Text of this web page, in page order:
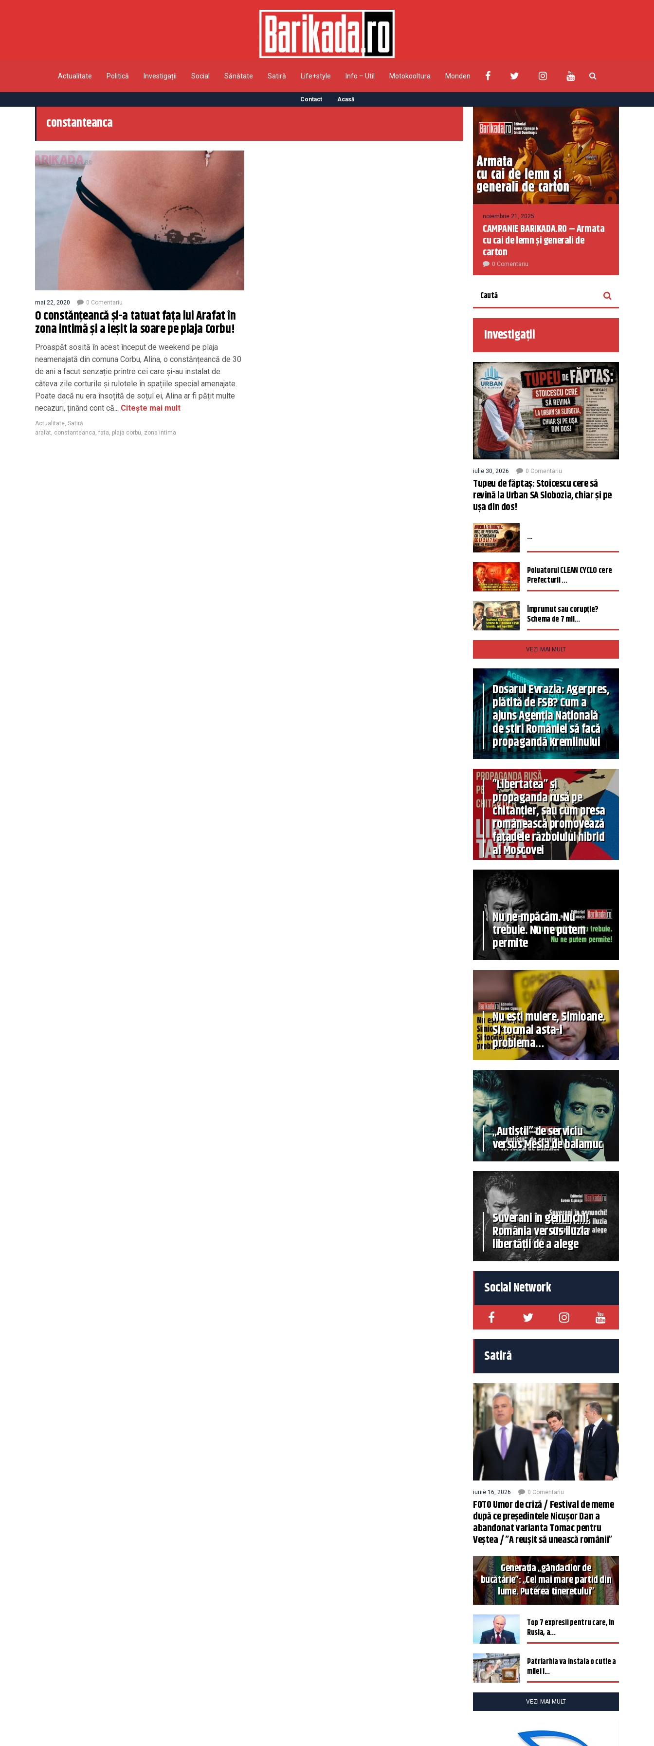
Actualitate Politică Investigații Social Sănătate Satiră Life+style Info – Util Motokooltura Monden
Contact Acasă
constanteanca
mai 22, 2020 0 Comentariu
O constănțeancă şi-a tatuat faţa lui Arafat în
zona intimă și a ieșit la soare pe plaja Corbu!
Proaspăt sosită în acest început de weekend pe plaja
neamenajată din comuna Corbu, Alina, o constănțeancă de 30
de ani a facut senzație printre cei care și-au instalat de
câteva zile corturile și rulotele în spațiile special amenajate.
Poate dacă nu era însoțită de soțul ei, Alina ar fi pățit multe
necazuri, ținând cont că... Citește mai mult
Actualitate Satiră
arafat constanteanca fata plaja corbu zona intima
noiembrie 21, 2025
CAMPANIE BARIKADA.RO – Armata
cu cai de lemn și generali de
carton
0 Comentariu
Investigații
iulie 30, 2026 0 Comentariu
Tupeu de făptaș: Stoicescu cere să
revină la Urban SA Slobozia, chiar și pe
ușa din dos!
...
Poluatorul CLEAN CYCLO cere
Prefecturii ...
Împrumut sau corupție?
Schema de 7 mil...
VEZI MAI MULT
Dosarul Evrazia: Agerpres,
plătită de FSB? Cum a
ajuns Agenția Națională
de știri României să facă
propagandă Kremlinului
”Libertatea” și
propaganda rusă pe
chitanțier, sau cum presa
românească promovează
fațadele războiului hibrid
al Moscovei
Nu ne-mpăcăm. Nu
trebuie. Nu ne putem
permite
Nu ești muiere, Simioane.
Și tocmai asta-i
problema…
„Autiștii” de serviciu
versus Mesia de balamuc
Suverani în genunchi!
România versus iluzia
libertății de a alege
Social Network
Satiră
iunie 16, 2026 0 Comentariu
FOTO Umor de criză / Festival de meme
după ce președintele Nicușor Dan a
abandonat varianta Tomac pentru
Veștea / ”A reușit să unească românii”
Generația „gândacilor de
bucătărie”: „Cel mai mare partid din
lume. Puterea tineretului”
Top 7 expresii pentru care, în
Rusia, a...
Patriarhia va instala o cutie a
milei î...
VEZI MAI MULT